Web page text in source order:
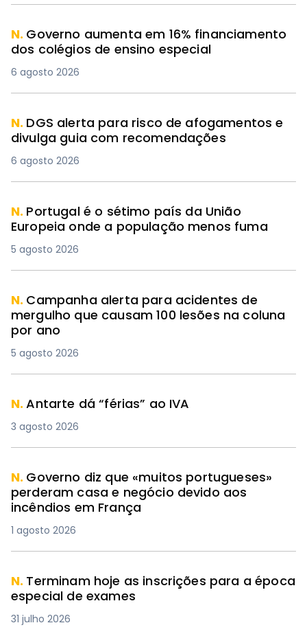
N. Governo aumenta em 16% financiamento
dos colégios de ensino especial
6 agosto 2026
N. DGS alerta para risco de afogamentos e
divulga guia com recomendações
6 agosto 2026
N. Portugal é o sétimo país da União
Europeia onde a população menos fuma
5 agosto 2026
N. Campanha alerta para acidentes de
mergulho que causam 100 lesões na coluna
por ano
5 agosto 2026
N.Antarte dá “férias” ao IVA
3 agosto 2026
N. Governo diz que «muitos portugueses»
perderam casa e negócio devido aos
incêndios em França
1 agosto 2026
N. Terminam hoje as inscrições para a época
especial de exames
31 julho 2026